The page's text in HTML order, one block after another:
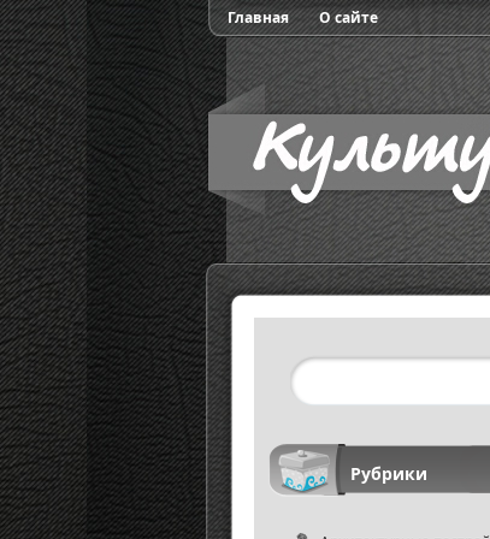
Главная О сайте
Рубрики